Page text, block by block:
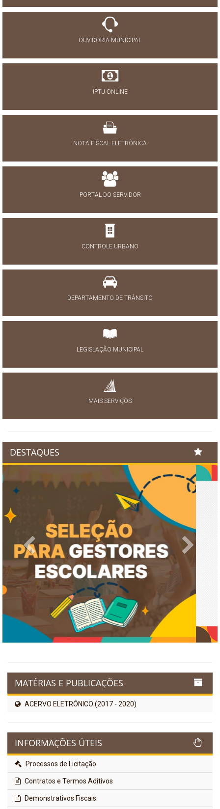
OUVIDORIA MUNICIPAL
IPTU ONLINE
NOTA FISCAL ELETRÔNICA
PORTAL DO SERVIDOR
CONTROLE URBANO
DEPARTAMENTO DE TRÂNSITO
LEGISLAÇÃO MUNICIPAL
MAIS SERVIÇOS
DESTAQUES
Previous
MATÉRIAS E PUBLICAÇÕES
ACERVO ELETRÔNICO (2017 - 2020)
INFORMAÇÕES ÚTEIS
Processos de Licitação
Contratos e Termos Aditivos
Demonstrativos Fiscais